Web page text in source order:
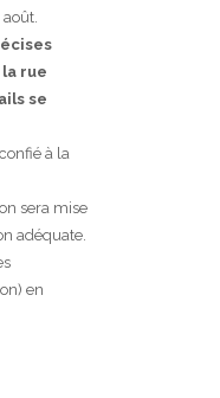
rue
se
à la
sera mise
adéquate.
en